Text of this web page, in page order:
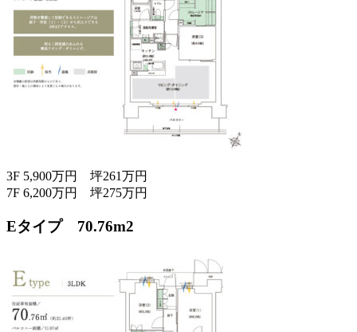
3F 5,900万円 坪261万円
7F 6,200万円 坪275万円
Eタイプ 70.76m2